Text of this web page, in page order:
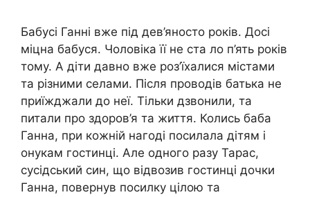
Бабусі Ганні вже під дев’яносто років. Досі
міцна бабуся. Чоловіка її не ста ло п’ять років
тому. А діти давно вже роз’їхалися містами
та різними селами. Після проводів батька не
приїжджали до неї. Тільки дзвонили, та
питали про здоров’я та життя. Колись баба
Ганна, при кожній нагоді посилала дітям і
онукам гостинці. Але одного разу Тарас,
сусідський син, що відвозив гостинці дочки
Ганна, повернув посилку цілою та